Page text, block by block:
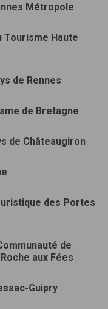
Métropole
Tourisme Haute
de Rennes
de Bretagne
de Châteaugiron
des Portes
de
aux Fées
Guipry